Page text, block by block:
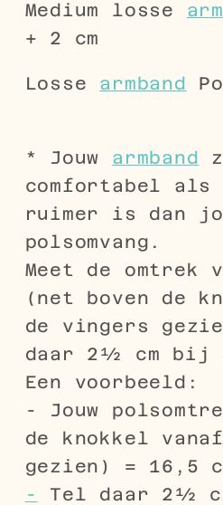
Medium losse
+ 2 cm
Losse armband
* Jouw armband
comfortabel als
ruimer is dan
polsomvang.
Meet de omtrek
(net boven de
de vingers
daar 2½ cm bij
Een voorbeeld:
- Jouw
de knokkel
gezien) = 16,5
-
Tel daar 2½